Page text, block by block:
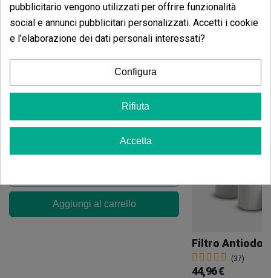
Potrebbe anche piacerti
(22)
5,35 €
Aggiungi al carrello
Filtro
(37)
44,96 €
pubblicitario vengono utilizzati per offrire funzionalità
social e annunci pubblicitari personalizzati. Accetti i cookie
e l'elaborazione dei dati personali interessati?
Configura
Rifiuta
Accetta